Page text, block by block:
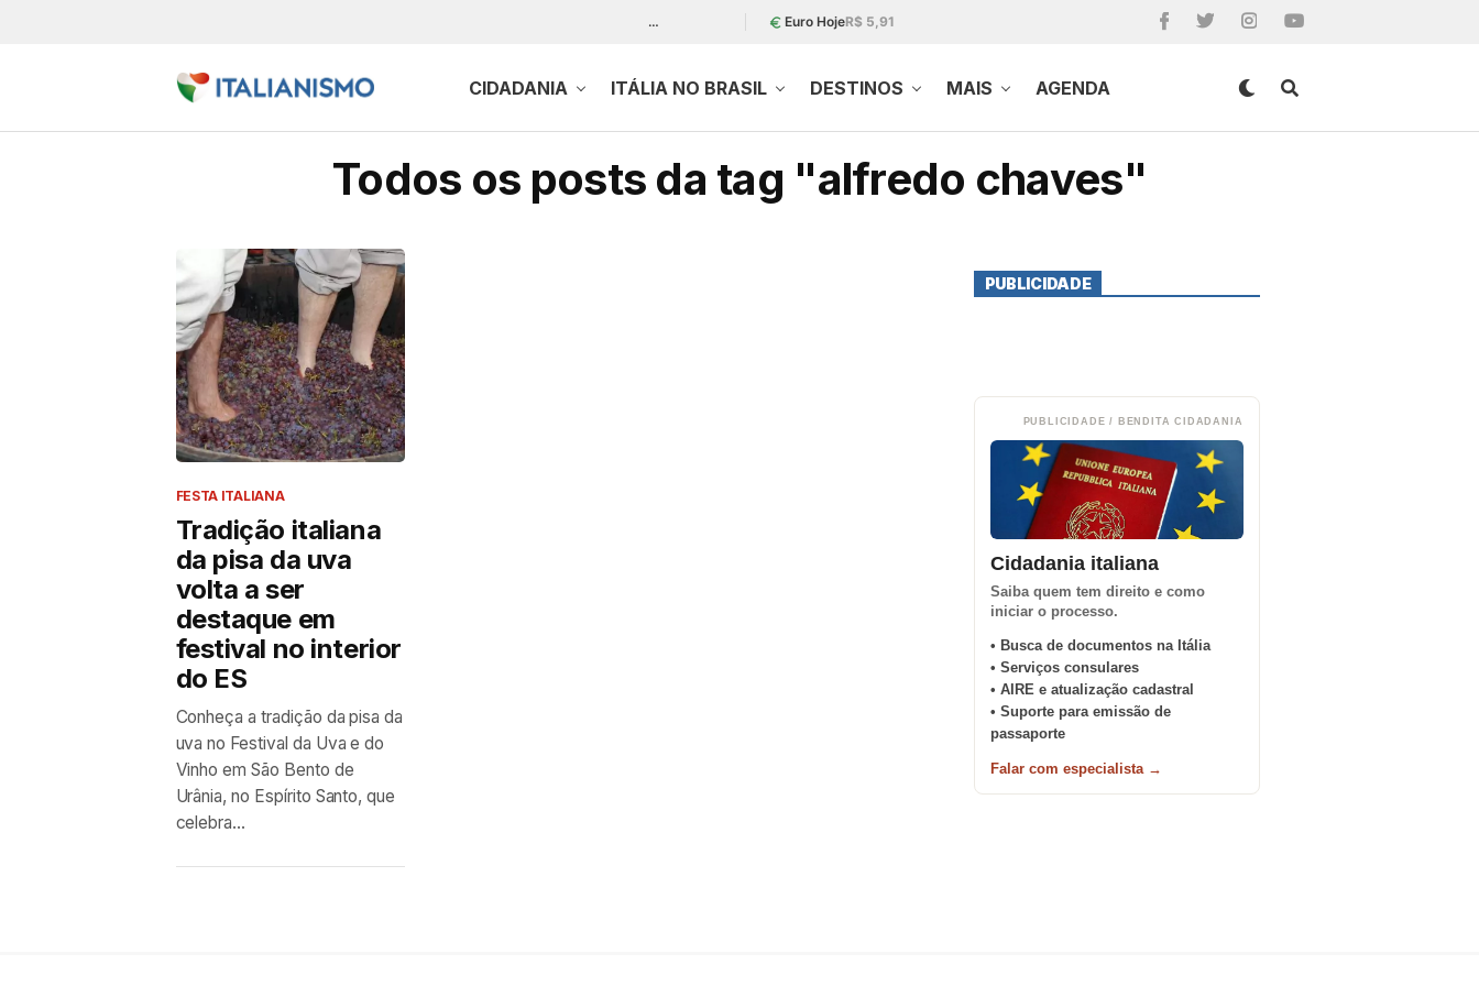
… Euro HojeR$ 5,91
CIDADANIA ITÁLIA NO BRASIL DESTINOS MAIS AGENDA
Todos os posts da tag "alfredo chaves"
FESTA ITALIANA
Tradição italiana
da pisa da uva
volta a ser
destaque em
festival no interior
do ES
Conheça a tradição da pisa da
uva no Festival da Uva e do
Vinho em São Bento de
Urânia, no Espírito Santo, que
celebra...
PUBLICIDADE
PUBLICIDADE / BENDITA CIDADANIA
Cidadania italiana
Saiba quem tem direito e como
iniciar o processo.
• Busca de documentos na Itália
• Serviços consulares
• AIRE e atualização cadastral
• Suporte para emissão de
passaporte
Falar com especialista →